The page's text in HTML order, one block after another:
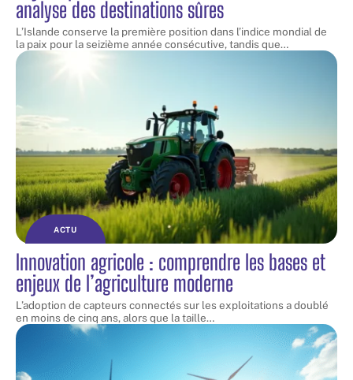
analyse des destinations sûres
L’Islande conserve la première position dans l’indice mondial de
la paix pour la seizième année consécutive, tandis que…
ACTU
Innovation agricole : comprendre les bases et
enjeux de l’agriculture moderne
L’adoption de capteurs connectés sur les exploitations a doublé
en moins de cinq ans, alors que la taille…